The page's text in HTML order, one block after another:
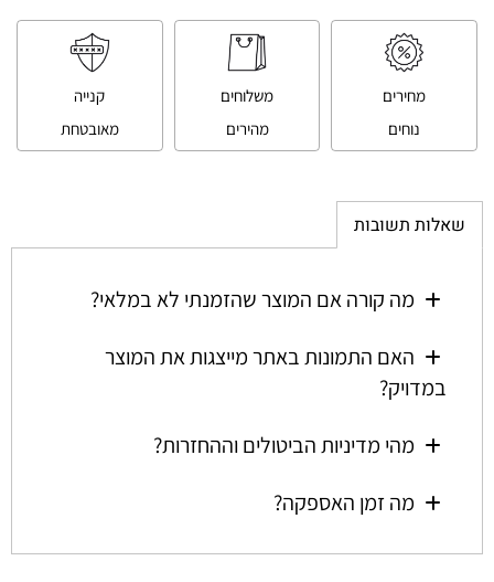
מחירים
נוחים
משלוחים
מהירים
קנייה
מאובטחת
שאלות תשובות
מה קורה אם המוצר שהזמנתי לא במלאי?
האם התמונות באתר מייצגות את המוצר
במדויק?
מהי מדיניות הביטולים וההחזרות?
מה זמן האספקה?